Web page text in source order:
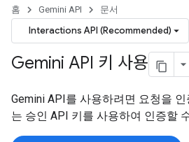
홈 Gemini API 문서
Interactions API (Recommended)
Gemini API 키 사용
Gemini API를 사용하려면 요청을
는 승인 API 키를 사용하여 인증할